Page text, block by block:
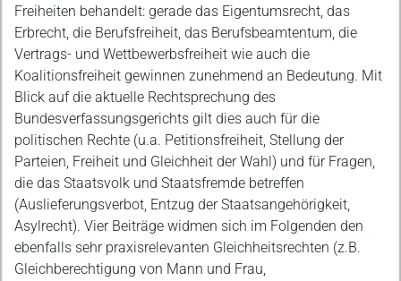
Freiheiten behandelt: gerade das Eigentumsrecht, das
Erbrecht, die Berufsfreiheit, das Berufsbeamtentum, die
Vertrags- und Wettbewerbsfreiheit wie auch die
Koalitionsfreiheit gewinnen zunehmend an Bedeutung. Mit
Blick auf die aktuelle Rechtsprechung des
Bundesverfassungsgerichts gilt dies auch für die
politischen Rechte (u.a. Petitionsfreiheit, Stellung der
Parteien, Freiheit und Gleichheit der Wahl) und für Fragen,
die das Staatsvolk und Staatsfremde betreffen
(Auslieferungsverbot, Entzug der Staatsangehörigkeit,
Asylrecht). Vier Beiträge widmen sich im Folgenden den
ebenfalls sehr praxisrelevanten Gleichheitsrechten (z.B.
Gleichberechtigung von Mann und Frau,